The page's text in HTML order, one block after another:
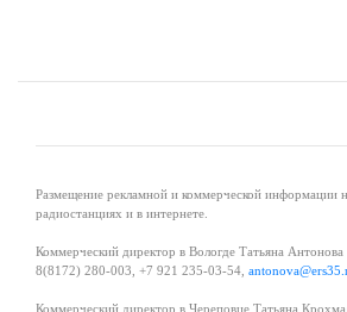
Размещение рекламной и коммерческой информации
радиостанциях и в интернете.
Коммерческий директор в Вологде Татьяна Антонова
8(8172) 280-003, +7 921 235-03-54,
Коммерческий директор в Череповце Татьяна